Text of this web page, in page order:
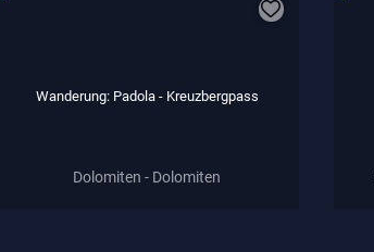
Wanderung: Padola - Kreuzbergpass
Dolomiten - Dolomiten